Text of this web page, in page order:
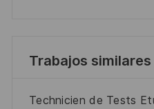
Trabajos similares
Technicien de Tests